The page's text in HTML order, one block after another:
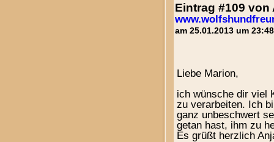
Eintrag #109
am 25.01.2013 um
Liebe Marion,
ich wünsche dir viel
zu verarbeiten. Ich
ganz unbeschwert
getan hast, ihm zu
Es grüßt herzlich